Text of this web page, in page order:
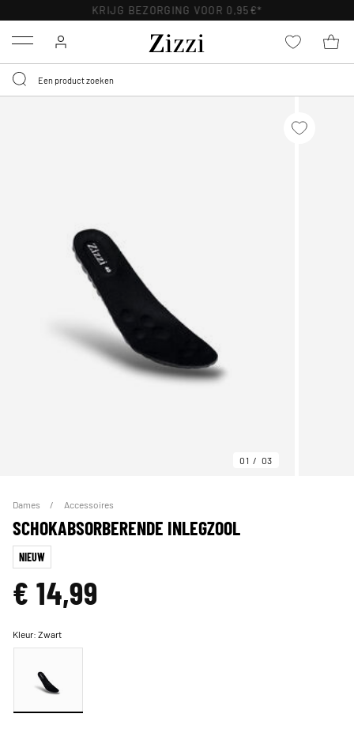
KRIJG BEZORGING VOOR 0,95€*
Menu
01 03
Dames Accessoires
SCHOKABSORBERENDE INLEGZOOL
NIEUW
€ 14,99
Kleur:Zwart